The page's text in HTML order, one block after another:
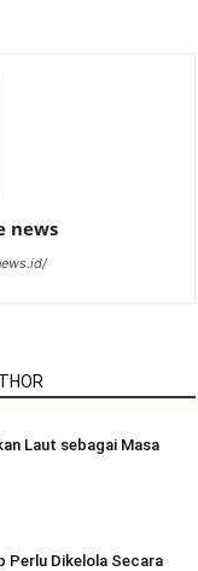
news
Laut sebagai Masa
Perlu Dikelola Secara